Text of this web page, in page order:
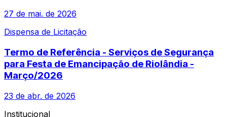
27 de mai. de 2026
Dispensa de Licitação
Termo de Referência - Serviços de Segurança
para Festa de Emancipação de Riolândia -
Março/2026
23 de abr. de 2026
Institucional